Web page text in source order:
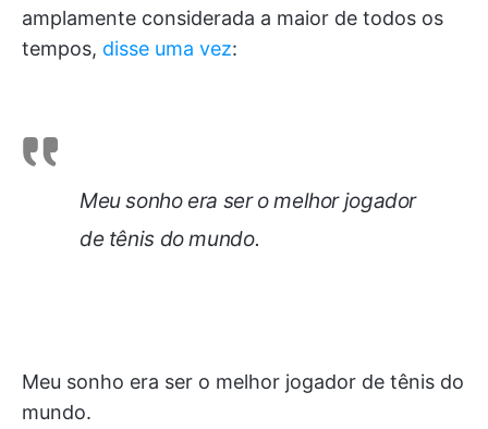
amplamente considerada a maior de todos os
tempos, disse uma vez:
Meu sonho era ser o melhor jogador
de tênis do mundo.
Meu sonho era ser o melhor jogador de tênis do
mundo.